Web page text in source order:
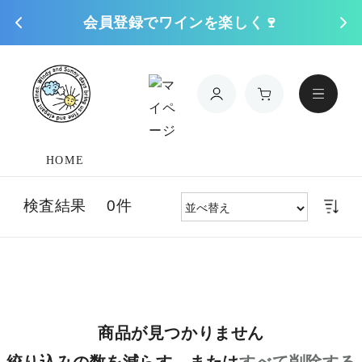
会員登録でワインを楽しく🍷
HOME
検査結果 0件
商品が見つかりません